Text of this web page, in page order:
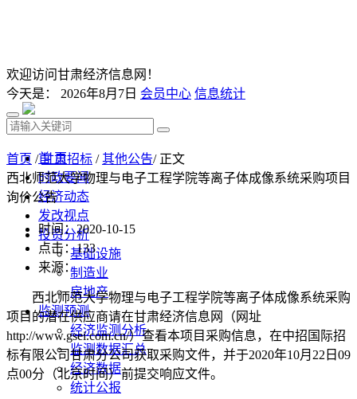
欢迎访问甘肃经济信息网！
今天是： 2026年8月7日 会员中心 信息统计
首 页
时政要闻
经济动态
发改视点
投资分析
基础设施
制造业
房地产
监测预测
经济监测分析
监测数据汇总
经济数据
统计公报
首页 /甘肃招标 /其他公告/ 正文
西北师范大学物理与电子工程学院等离子体成像系统采购项目
询价公告
时间：2020-10-15
点击：133
来源：
西北师范大学物理与电子工程学院等离子体成像系统采购
项目的潜在供应商请在甘肃经济信息网（网址
http://www.gsei.com.cn/）查看本项目采购信息，在中招国际招
标有限公司甘肃分公司获取采购文件，并于2020年10月 22 日 09
点00分（北京时间）前提交响应文件。